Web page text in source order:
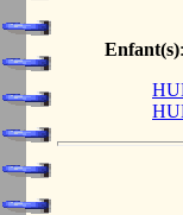
Enfant(s):